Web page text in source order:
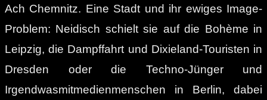
Ach Chemnitz. Eine Stadt und ihr ewiges Image-
Problem: Neidisch schielt sie auf die Bohème in
Leipzig, die Dampffahrt und Dixieland-Touristen in
Dresden oder die Techno-Jünger und
Irgendwasmitmedienmenschen in Berlin, dabei